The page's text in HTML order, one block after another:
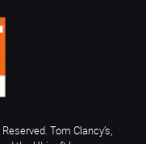
Tom Clancy’s,